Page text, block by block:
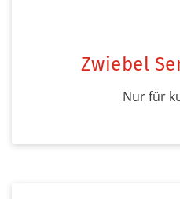
Zwiebel
Nur für